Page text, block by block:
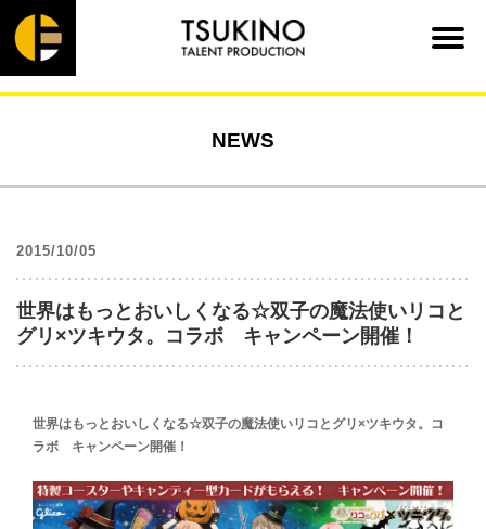
NEWS
2015/10/05
世界はもっとおいしくなる☆双子の魔法使いリコと
グリ×ツキウタ。コラボ キャンペーン開催！
世界はもっとおいしくなる☆双子の魔法使いリコとグリ×ツキウタ。コ
ラボ キャンペーン開催！